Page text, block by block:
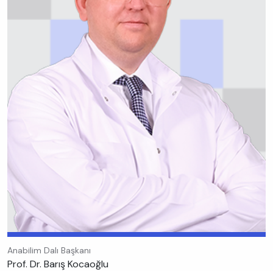
Anabilim Dalı Başkanı
Prof. Dr. Barış Kocaoğlu